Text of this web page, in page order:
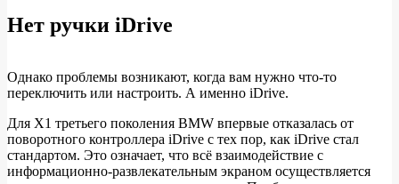
Нет ручки iDrive
Однако проблемы возникают, когда вам нужно что-то
переключить или настроить. А именно iDrive.
Для X1 третьего поколения BMW впервые отказалась от
поворотного контроллера iDrive с тех пор, как iDrive стал
стандартом. Это означает, что всё взаимодействие с
информационно-развлекательным экраном осуществляется